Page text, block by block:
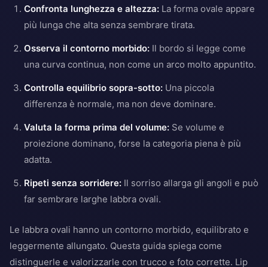
Confronta lunghezza e altezza: La forma ovale appare
più lunga che alta senza sembrare tirata.
Osserva il contorno morbido: Il bordo si legge come
una curva continua, non come un arco molto appuntito.
Controlla equilibrio sopra-sotto: Una piccola
differenza è normale, ma non deve dominare.
Valuta la forma prima del volume: Se volume e
proiezione dominano, forse la categoria piena è più
adatta.
Ripeti senza sorridere: Il sorriso allarga gli angoli e può
far sembrare larghe labbra ovali.
Le labbra ovali hanno un contorno morbido, equilibrato e
leggermente allungato. Questa guida spiega come
distinguerle e valorizzarle con trucco e foto corrette. Lip